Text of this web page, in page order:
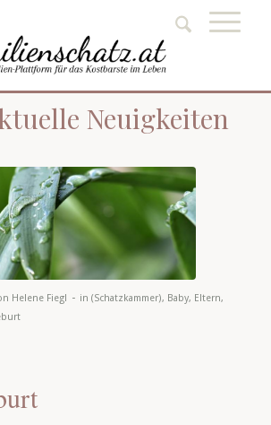
Neuigkeiten
Helene Fiegl - in (Schatzkammer), Baby, Eltern,